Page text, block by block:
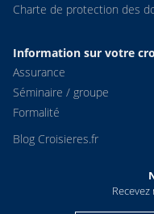
Charte de protection des
Information sur votre
Assurance
Séminaire / groupe
Formalité
Blog Croisieres.fr